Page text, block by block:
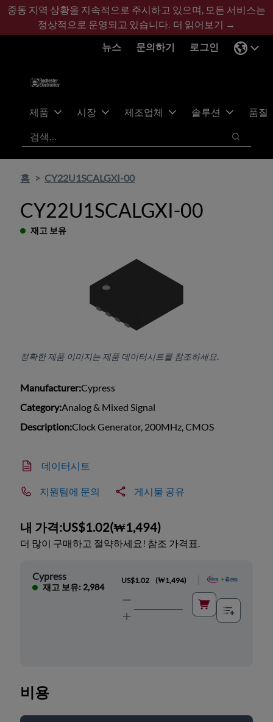
기
콘
바
글
중동 지역 상황을 지속적으로 주시하고 있으며, 모든 서비스는
정상적으로 운영되고 있습니다. 더 읽어보기 →
뉴스
문의하기 로그인
제품 시장 제조업체 솔루션
품질
검색
검색
홈 CY22U1SCALGXI-00
CY22U1SCALGXI-00
재고 보유
정확한 제품 이미지는 제품 데이터시트를 참조하세요.
Manufacturer:Cypress
Category:Analog & Mixed Signal
Description:Clock Generator, 200MHz, CMOS
데이터시트
지원팀에 문의 게시물 공유
내 가격:US$1.02(₩1,494)
더 많이 구매하고 절약하세요! 참조 가격표.
Cypress
재고 보유: 2,984
US$1.02 (₩1,494)
비용